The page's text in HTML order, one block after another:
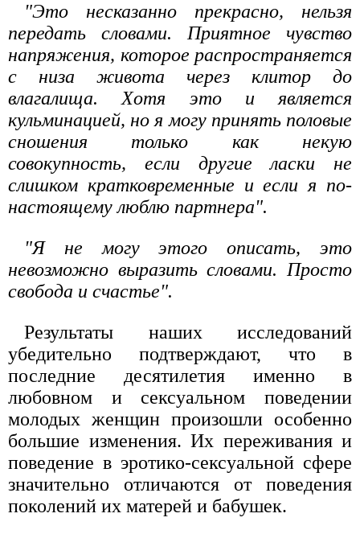
"Это несказанно прекрасно, нельзя
передать словами. Приятное чувство
напряжения, которое распространяется
с низа живота через клитор до
влагалища. Хотя это и является
кульминацией, но я могу принять половые
сношения только как некую
совокупность, если другие ласки не
слишком кратковременные и если я по-
настоящему люблю партнера".
"Я не могу этого описать, это
невозможно выразить словами. Просто
свобода и счастье".
Результаты наших исследований
убедительно подтверждают, что в
последние десятилетия именно в
любовном и сексуальном поведении
молодых женщин произошли особенно
большие изменения. Их переживания и
поведение в эротико-сексуальной сфере
значительно отличаются от поведения
поколений их матерей и бабушек.